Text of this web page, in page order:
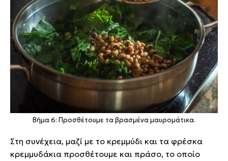
Βήμα 6: Προσθέτουμε τα βρασμένα μαυρομάτικα.
Στη συνέχεια, μαζί με το κρεμμύδι και τα φρέσκα
κρεμμυδάκια προσθέτουμε και πράσο, το οποίο